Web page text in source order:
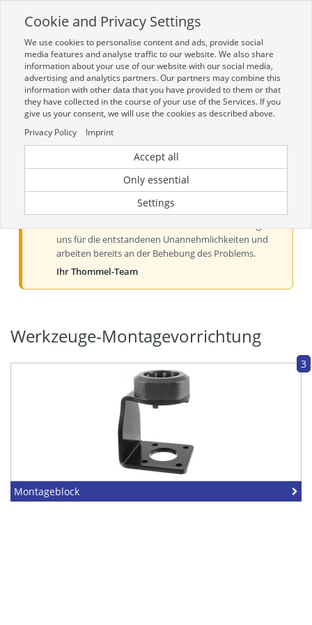
Zur mobilen Kompaktversion (Login erforderlich)
Toggle
navigation
Aktueller Hinweis zur Preis- und
Verfügbarkeitsanzeige
Liebe Kundinnen und Kunden, derzeit kann es bei der
Preis- und Verfügbarkeitsanzeige aus technischen
uns für die entstandenen Unannehmlichkeiten und
arbeiten bereits an der Behebung des Problems.
Ihr Thommel-Team
Werkzeuge-Montagevorrichtung
3
Montageblock
Cookie and Privacy Settings
We use cookies to personalise content and ads, provide social
media features and analyse traffic to our website. We also share
information about your use of our website with our social media,
advertising and analytics partners. Our partners may combine this
information with other data that you have provided to them or that
they have collected in the course of your use of the Services. If you
give us your consent, we will use the cookies as described above.
Privacy Policy
Imprint
Accept all
Only essential
Settings